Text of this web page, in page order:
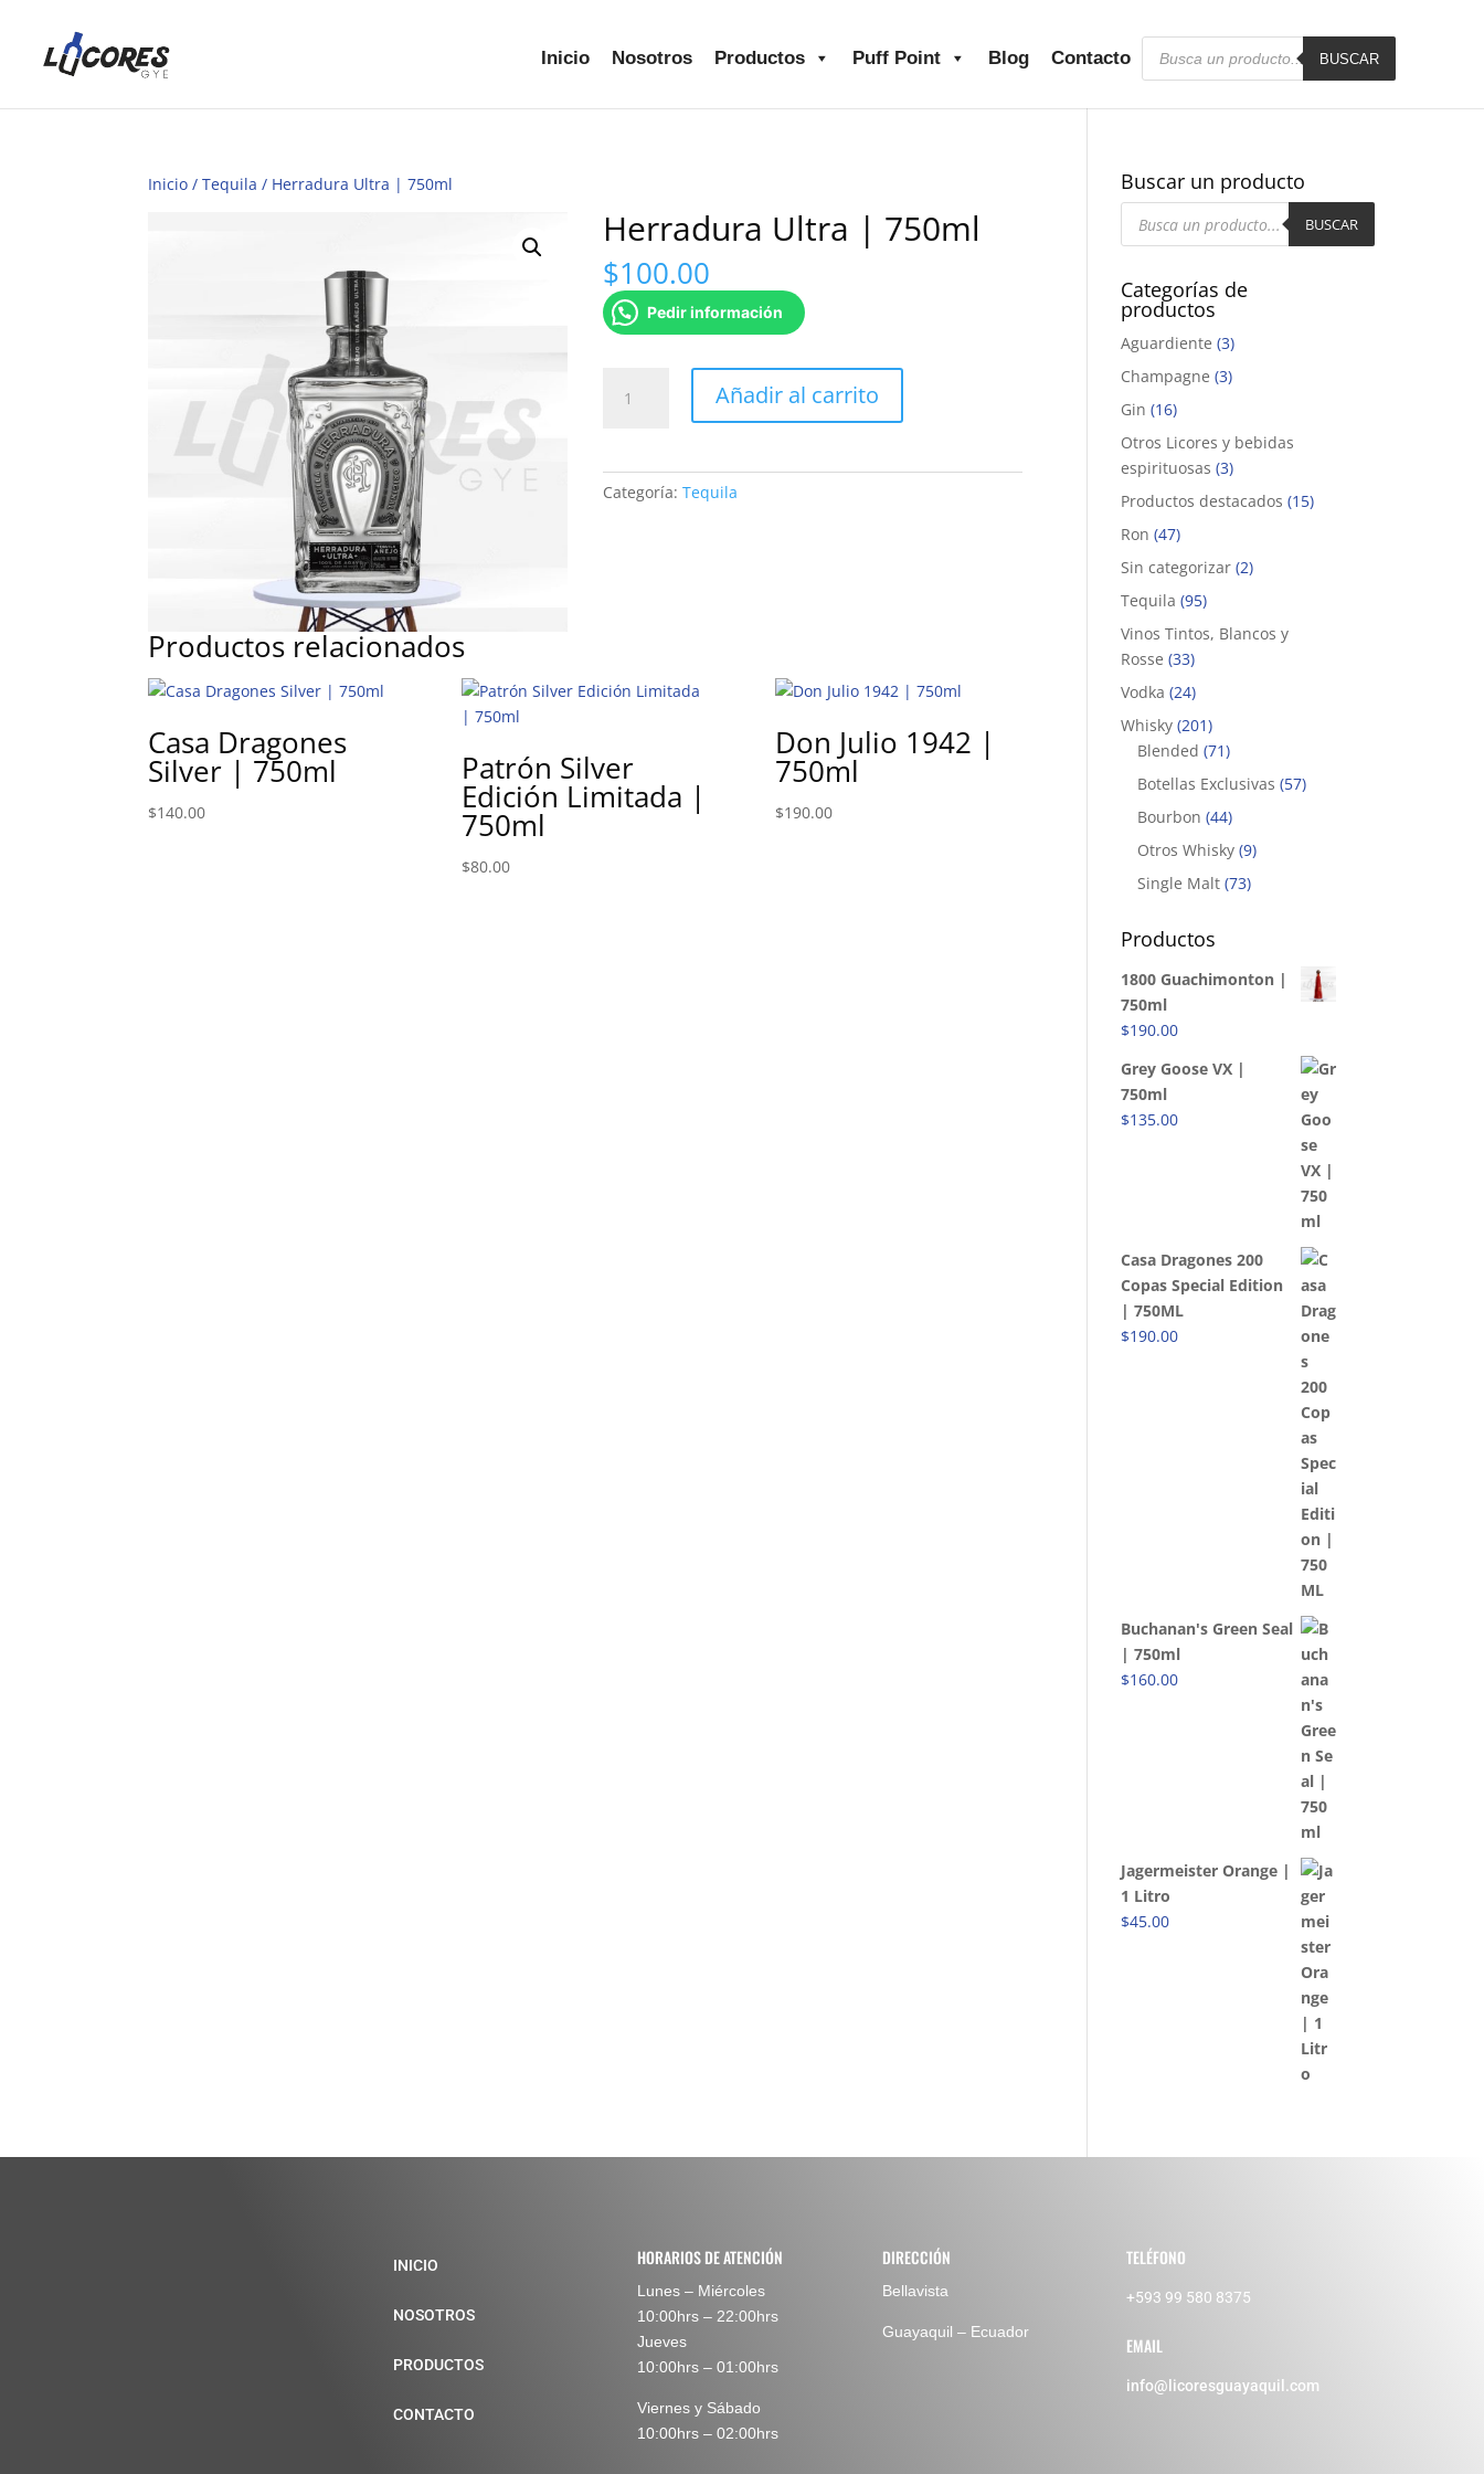
Inicio Nosotros Productos Puff Point Blog Contacto
Búsqueda
BUSCAR
Inicio /Tequila / Herradura Ultra | 750ml
Herradura Ultra | 750ml
$100.00
Pedir información
Ultra
cantidad
Añadir al carrito
Categoría:Tequila
Productos relacionados
Casa Dragones
Silver | 750ml
$140.00
Patrón Silver
Edición Limitada |
750ml
$80.00
Don Julio 1942 |
750ml
$190.00
Buscar un producto
Búsqueda
productos
BUSCAR
Categorías de
productos
Aguardiente (3)
Champagne (3)
Gin (16)
Otros Licores y bebidas
espirituosas (3)
Productos destacados (15)
Ron (47)
Sin categorizar (2)
Tequila (95)
Vinos Tintos, Blancos y
Rosse (33)
Vodka (24)
Whisky (201)
Blended (71)
Botellas Exclusivas (57)
Bourbon (44)
Otros Whisky (9)
Single Malt (73)
Productos
1800 Guachimonton |
750ml
$190.00
Grey Goose VX |
750ml
$135.00
Casa Dragones 200
Copas Special Edition
| 750ML
$190.00
Buchanan's Green Seal
| 750ml
$160.00
Jagermeister Orange |
1 Litro
$45.00
INICIO
NOSOTROS
PRODUCTOS
CONTACTO
HORARIOS DE ATENCIÓN
Lunes – Miércoles
10:00hrs – 22:00hrs
Jueves
10:00hrs – 01:00hrs
Viernes y Sábado
10:00hrs – 02:00hrs
DIRECCIÓN
Bellavista
Guayaquil – Ecuador
TELÉFONO
+593 99 580 8375
EMAIL
info@licoresguayaquil.com